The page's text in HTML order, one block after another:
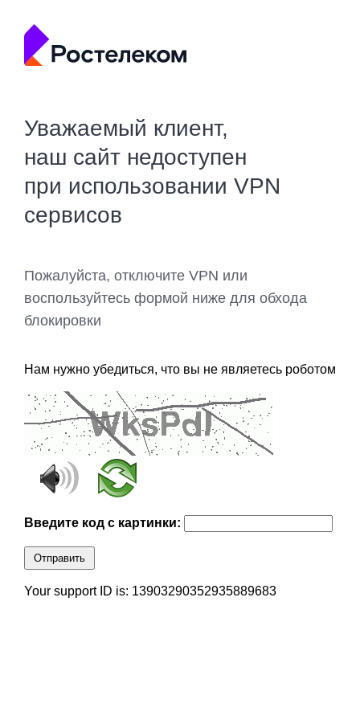
Уважаемый клиент,
наш сайт недоступен
при использовании VPN
сервисов
Пожалуйста, отключите VPN или
воспользуйтесь формой ниже для обхода
блокировки
Нам нужно убедиться, что вы не являетесь роботом
Введите код с картинки:
Отправить
Your support ID is: 13903290352935889683